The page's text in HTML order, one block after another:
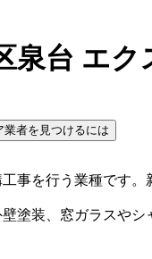
泉台 エ
業者を見つけるには
事を行う業種です
塗装、窓ガラスや